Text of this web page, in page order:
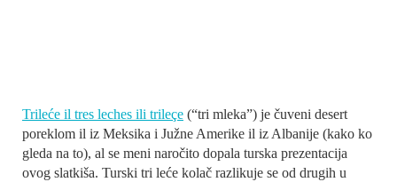
Trileće il tres leches ili trileçe (“tri mleka”) je čuveni desert
poreklom il iz Meksika i Južne Amerike il iz Albanije (kako ko
gleda na to), al se meni naročito dopala turska prezentacija
ovog slatkiša. Turski tri leće kolač razlikuje se od drugih u